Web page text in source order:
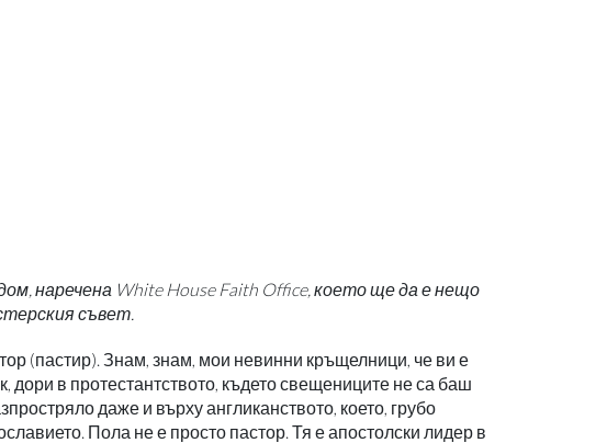
наречена White House Faith Office, което ще да е нещо
съвет.
(пастир). Знам, знам, мои невинни кръщелници, че ви е
дори в протестантството, където свещениците не са баш
даже и върху англиканството, което, грубо
Пола не е просто пастор. Тя е апостолски лидер в